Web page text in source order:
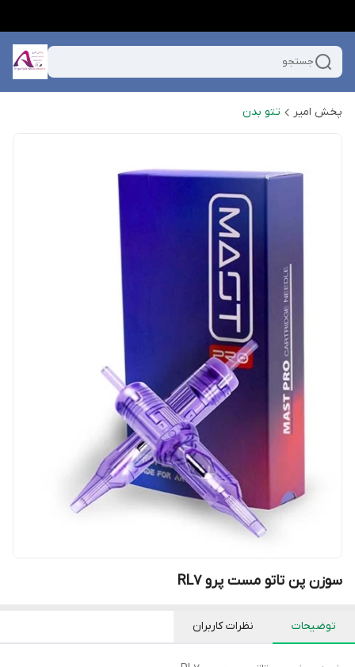
جستجو
پخش امیر تتو بدن
سوزن پن تاتو مست پرو RL7
توضیحات نظرات کاربران